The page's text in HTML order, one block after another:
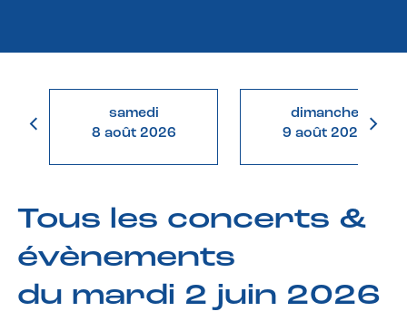
samedi
8 août 2026
dimanche
9 août 2026
Tous les concerts &
évènements
du mardi 2 juin 2026